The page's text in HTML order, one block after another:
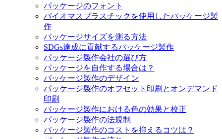
パッケージのフォント
バイオマスプラスチックを使用したパッケージ製
作
パッケージサイズを測る方法
SDGs達成に貢献するパッケージ製作
パッケージ製作会社の選び方
パッケージを自作する場合は？
パッケージ製作のデザイン
パッケージ製作のオフセット印刷とオンデマンド
印刷
パッケージ製作における色の効果と校正
パッケージ製作の法規制
パッケージ製作のコストを抑えるコツは？